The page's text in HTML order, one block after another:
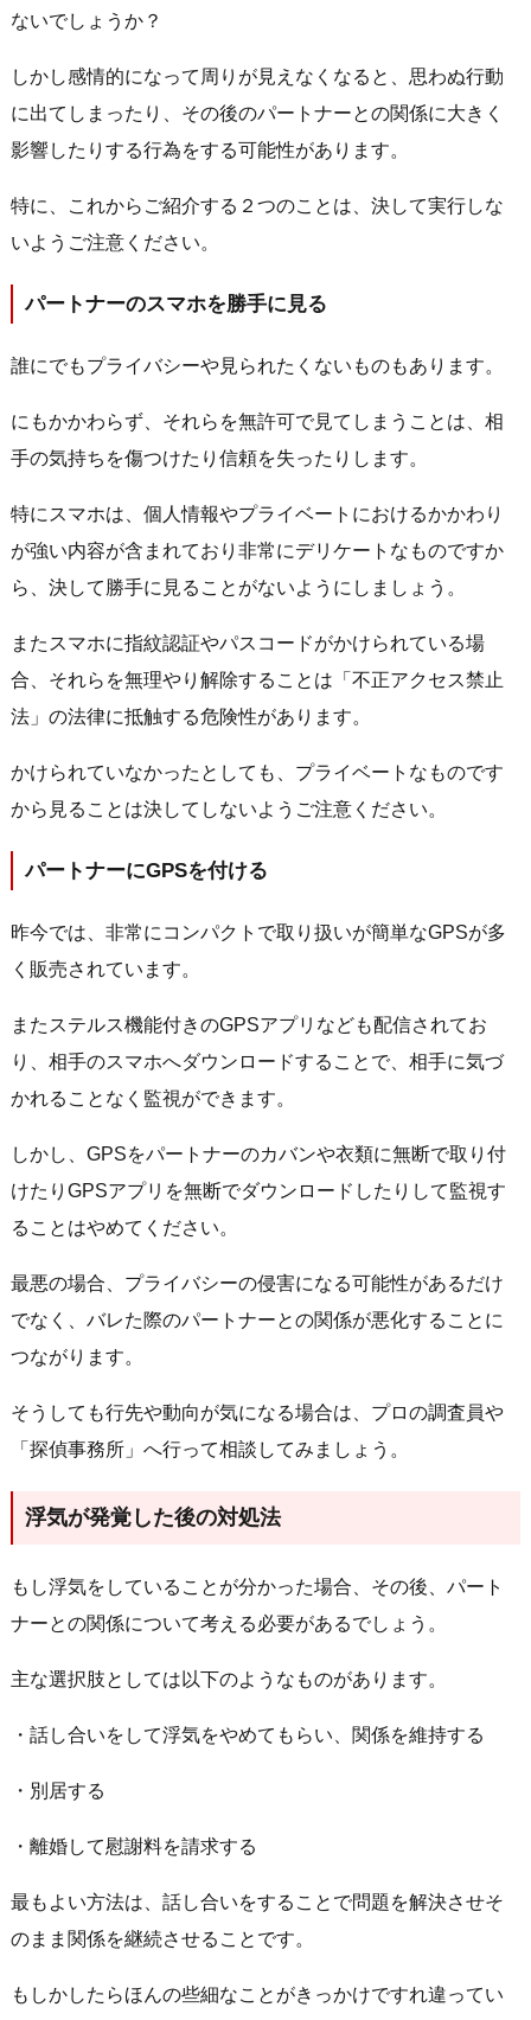
ないでしょうか？
しかし感情的になって周りが見えなくなると、思わぬ行動
に出てしまったり、その後のパートナーとの関係に大きく
影響したりする行為をする可能性があります。
特に、これからご紹介する２つのことは、決して実行しな
いようご注意ください。
パートナーのスマホを勝手に見る
誰にでもプライバシーや見られたくないものもあります。
にもかかわらず、それらを無許可で見てしまうことは、相
手の気持ちを傷つけたり信頼を失ったりします。
特にスマホは、個人情報やプライベートにおけるかかわり
が強い内容が含まれており非常にデリケートなものですか
ら、決して勝手に見ることがないようにしましょう。
またスマホに指紋認証やパスコードがかけられている場
合、それらを無理やり解除することは「不正アクセス禁止
法」の法律に抵触する危険性があります。
かけられていなかったとしても、プライベートなものです
から見ることは決してしないようご注意ください。
パートナーにGPSを付ける
昨今では、非常にコンパクトで取り扱いが簡単なGPSが多
く販売されています。
またステルス機能付きのGPSアプリなども配信されてお
り、相手のスマホへダウンロードすることで、相手に気づ
かれることなく監視ができます。
しかし、GPSをパートナーのカバンや衣類に無断で取り付
けたりGPSアプリを無断でダウンロードしたりして監視す
ることはやめてください。
最悪の場合、プライバシーの侵害になる可能性があるだけ
でなく、バレた際のパートナーとの関係が悪化することに
つながります。
そうしても行先や動向が気になる場合は、プロの調査員や
「探偵事務所」へ行って相談してみましょう。
浮気が発覚した後の対処法
もし浮気をしていることが分かった場合、その後、パート
ナーとの関係について考える必要があるでしょう。
主な選択肢としては以下のようなものがあります。
・話し合いをして浮気をやめてもらい、関係を維持する
・別居する
・離婚して慰謝料を請求する
最もよい方法は、話し合いをすることで問題を解決させそ
のまま関係を継続させることです。
もしかしたらほんの些細なことがきっかけですれ違ってい